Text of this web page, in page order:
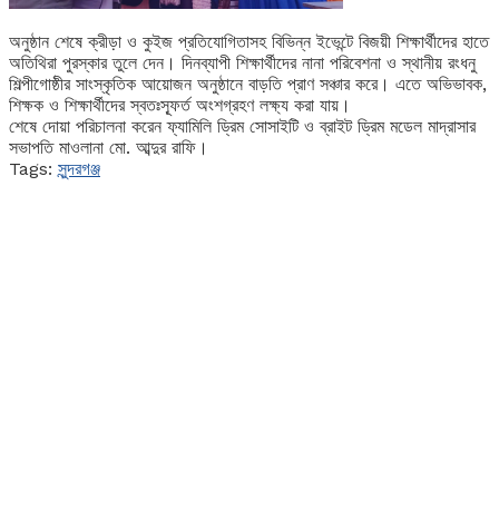
অনুষ্ঠান শেষে ক্রীড়া ও কুইজ প্রতিযোগিতাসহ বিভিন্ন ইভেন্টে বিজয়ী শিক্ষার্থীদের হাতে
অতিথিরা পুরস্কার তুলে দেন। দিনব্যাপী শিক্ষার্থীদের নানা পরিবেশনা ও স্থানীয় রংধনু
শিল্পীগোষ্ঠীর সাংস্কৃতিক আয়োজন অনুষ্ঠানে বাড়তি প্রাণ সঞ্চার করে। এতে অভিভাবক,
শিক্ষক ও শিক্ষার্থীদের স্বতঃস্ফূর্ত অংশগ্রহণ লক্ষ্য করা যায়।
শেষে দোয়া পরিচালনা করেন ফ্যামিলি ড্রিম সোসাইটি ও ব্রাইট ড্রিম মডেল মাদ্রাসার
সভাপতি মাওলানা মো. আব্দুর রাফি।
Tags: সুন্দরগঞ্জ